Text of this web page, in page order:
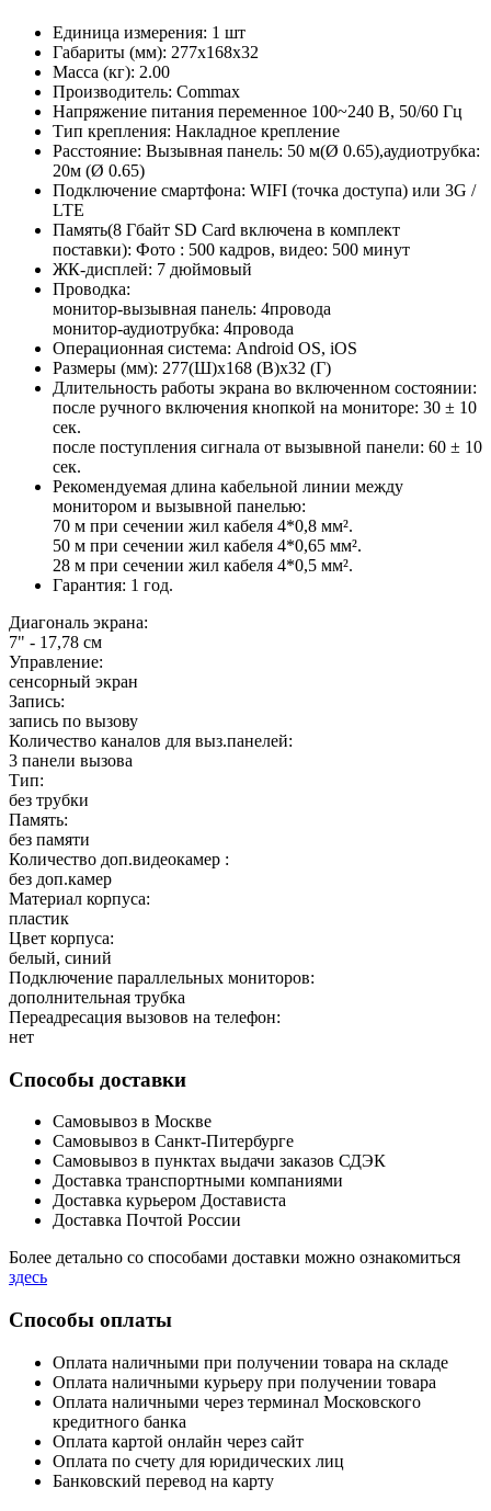
Единица измерения: 1 шт
Габариты (мм): 277x168x32
Масса (кг): 2.00
Производитель: Commax
Напряжение питания переменное 100~240 В, 50/60 Гц
Тип крепления: Накладное крепление
Расстояние: Вызывная панель: 50 м(Ø 0.65),аудиотрубка:
20м (Ø 0.65)
Подключение смартфона: WIFI (точка доступа) или 3G /
LTE
Память(8 Гбайт SD Card включена в комплект
поставки): Фото : 500 кадров, видео: 500 минут
ЖК-дисплей: 7 дюймовый
Проводка:
монитор-вызывная панель: 4провода
монитор-аудиотрубка: 4провода
Операционная система: Android OS, iOS
Размеры (мм): 277(Ш)x168 (В)x32 (Г)
Длительность работы экрана во включенном состоянии:
после ручного включения кнопкой на мониторе: 30 ± 10
сек.
после поступления сигнала от вызывной панели: 60 ± 10
сек.
Рекомендуемая длина кабельной линии между
монитором и вызывной панелью:
70 м при сечении жил кабеля 4*0,8 мм².
50 м при сечении жил кабеля 4*0,65 мм².
28 м при сечении жил кабеля 4*0,5 мм².
Гарантия: 1 год.
Диагональ экрана:
7" - 17,78 см
Управление:
сенсорный экран
Запись:
запись по вызову
Количество каналов для выз.панелей:
3 панели вызова
Тип:
без трубки
Память:
без памяти
Количество доп.видеокамер :
без доп.камер
Материал корпуса:
пластик
Цвет корпуса:
белый, синий
Подключение параллельных мониторов:
дополнительная трубка
Переадресация вызовов на телефон:
нет
Способы доставки
Самовывоз в Москве
Самовывоз в Санкт-Питербурге
Самовывоз в пунктах выдачи заказов СДЭК
Доставка транспортными компаниями
Доставка курьером Достависта
Доставка Почтой России
Более детально со способами доставки можно ознакомиться
здесь
Способы оплаты
Оплата наличными при получении товара на складе
Оплата наличными курьеру при получении товара
Оплата наличными через терминал Московского
кредитного банка
Оплата картой онлайн через сайт
Оплата по счету для юридических лиц
Банковский перевод на карту